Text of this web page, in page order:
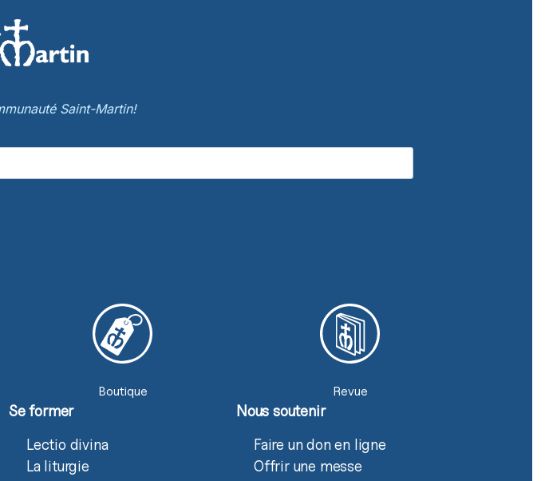
Saint-Martin!
Boutique Revue
Se former
Lectio divina
La liturgie
Nous soutenir
Faire un don en ligne
Offrir une messe